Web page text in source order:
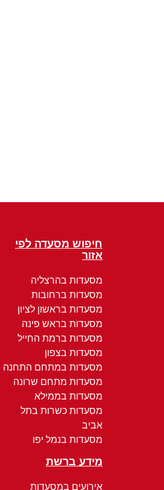
חיפוש מסעדה לפי
אזור
מסעדות בהרצליה
מסעדות ברחובות
מסעדות בראשון לציון
מסעדות בראש פינה
מסעדות ברמת החייל
מסעדות בצפון
מסעדות במתחם התחנה
מסעדות מתחם שרונה
מסעדות בממילא
מסעדות כשרות בתל
אביב
מסעדות בנמל יפו
מידע ברשת
אירועים במסעדות